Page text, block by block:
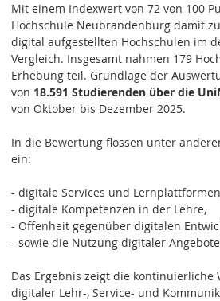
Mit einem Indexwert von 72 von 100
Hochschule Neubrandenburg damit
digital aufgestellten Hochschulen im
Vergleich. Insgesamt nahmen 179
Erhebung teil. Grundlage der
von 18.591 Studierenden über die
von Oktober bis Dezember 2025.
In die Bewertung flossen unter
ein:
- digitale Services und
- digitale Kompetenzen in der Lehre,
- Offenheit gegenüber digitalen
- sowie die Nutzung digitaler
Das Ergebnis zeigt die kontinuierliche
digitaler Lehr-, Service- und